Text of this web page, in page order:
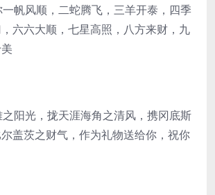
帆风顺，二蛇腾飞，三羊开泰，四季
六六大顺，七星高照，八方来财，九
阳光，拢天涯海角之清风，携冈底斯
盖茨之财气，作为礼物送给你，祝你